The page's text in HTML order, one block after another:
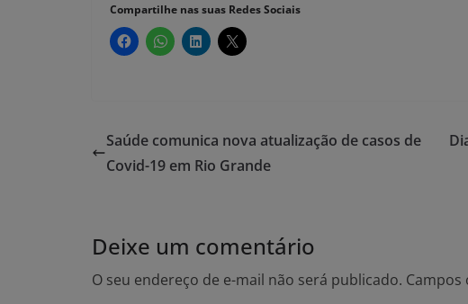
Compartilhe nas suas Redes Sociais
Saúde comunica nova atualização de casos de
Covid-19 em Rio Grande
Deixe um comentário
O seu endereço de e-mail não será publicado.